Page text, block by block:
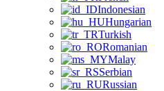
Indonesian
Hungarian
Turkish
Romanian
Malay
Serbian
Russian